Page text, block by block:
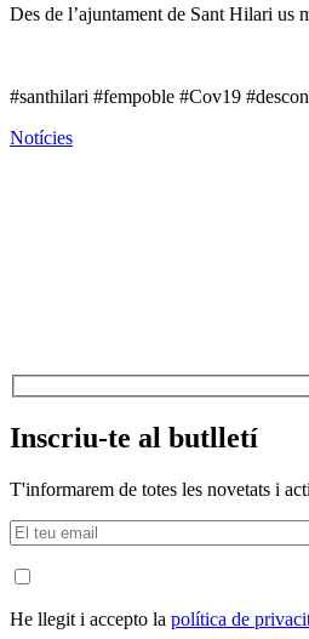
Des de l’ajuntament de Sant Hilari us
#santhilari #fempoble #Cov19
Notícies
Inscriu-te al butlletí
T'informarem de totes les novetats i
He llegit i accepto la política de